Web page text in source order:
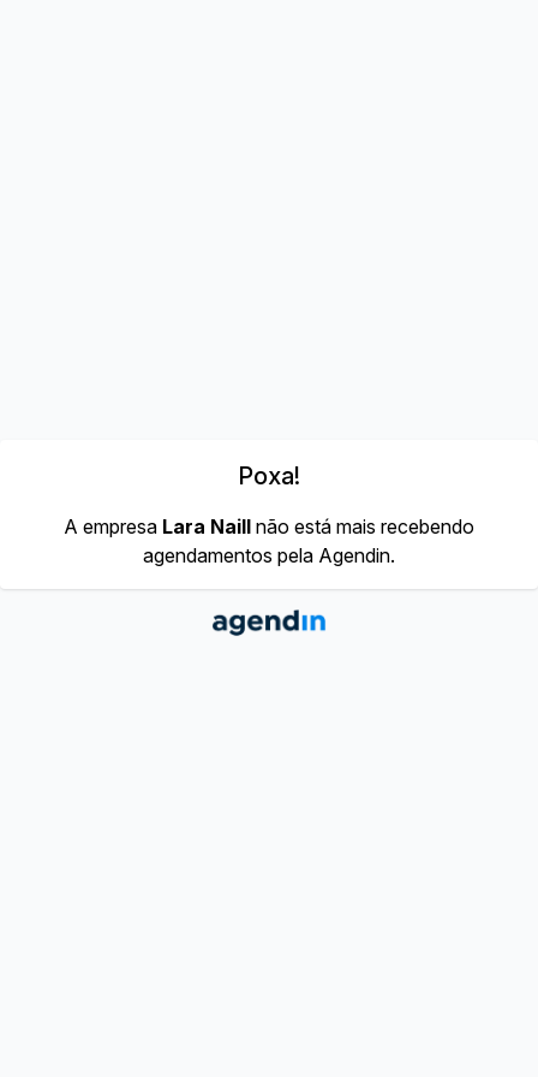
Poxa!
A empresa Lara Naill não está mais recebendo
agendamentos pela Agendin.